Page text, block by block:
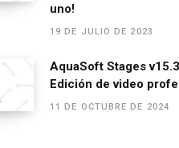
uno!
19 DE JULIO DE 2023
AquaSoft Stages
Edición de video
11 DE OCTUBRE DE 2024